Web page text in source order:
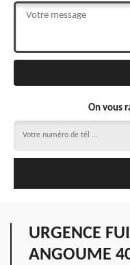
On vous
URGENCE
ANGOUME